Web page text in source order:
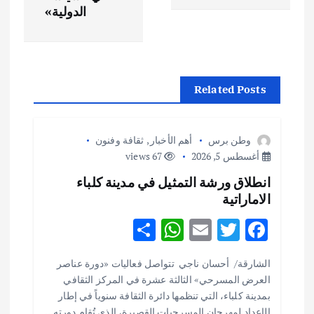
ت
الدولية»
Related Posts
وطن برس أهم الأخبار , ثقافة وفنون
أغسطس 5, 2026
67 views
انطلاق ورشة التمثيل في مدينة كلباء
الاماراتية
F
ac
e
b
T
w
it
te
E
ai
l
W
h
at
s
h
ar
e
الشارقة/ أحسان ناجي تتواصل فعاليات «دورة عناصر
العرض المسرحي» الثالثة عشرة في المركز الثقافي
بمدينة كلباء، التي تنظمها دائرة الثقافة سنوياً في إطار
الإعداد لمهرجان المسرحيات القصيرة، الذي تُقام دورته…